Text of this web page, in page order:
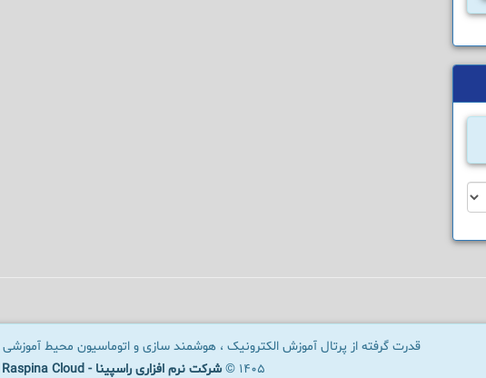
قدرت گرفته از پرتال آموزش الکترونیک ، هوشمند سازی و اتوماسیون محیط آموزشی
1405 ©
شرکت نرم افزاری راسپینا - Raspina Cloud